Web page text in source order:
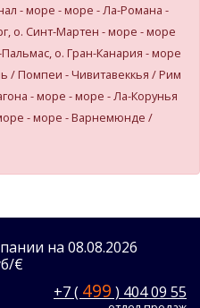
- море - море - Ла-Романа -
о. Синт-Мартен - море - море
о. Гран-Канария - море
/ Помпеи - Чивитавеккья / Рим
- море - море - Ла-Корунья
- море - Варнемюнде /
на 08.08.2026
€
+7 ( 499 ) 404 09 55